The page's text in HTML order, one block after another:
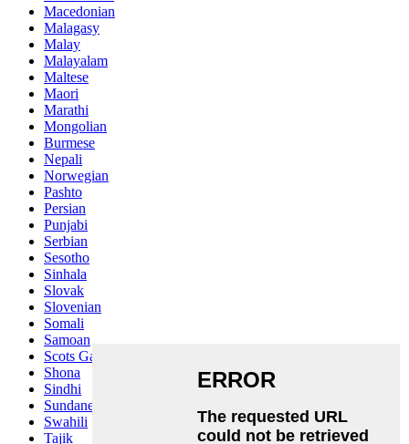
Macedonian
Malagasy
Malay
Malayalam
Maltese
Maori
Marathi
Mongolian
Burmese
Nepali
Norwegian
Pashto
Persian
Punjabi
Serbian
Sesotho
Sinhala
Slovak
Slovenian
Somali
Samoan
Scots Gaelic
Shona
Sindhi
Sundanese
Swahili
Tajik